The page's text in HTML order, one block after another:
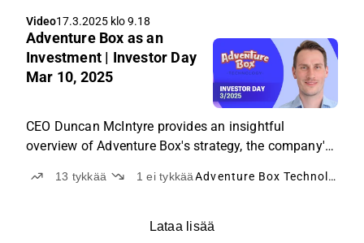
Video17.3.2025 klo 9.18
Adventure Box as an
Investment | Investor Day
Mar 10, 2025
CEO Duncan McIntyre provides an insightful
overview of Adventure Box's strategy, the company's
13 tykkää 1ei tykkää Adventure Box Technology
Lataa lisää